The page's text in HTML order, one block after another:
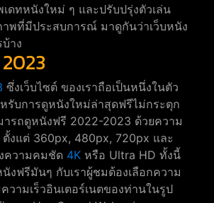
ดทหนังใหม่ ๆ และปรับปรุ่งตัวเล่น
พที่มีประสบการณ์ มาดูกันว่าเว็บหนัง
าง
ซึ่งเว็บไซต์ ของเราถือเป็นหนึ่งในตัว
รับการดูหนังใหม่ล่าสุดฟรีไม่กระตุก
ารถดูหนังฟรี 2022-2023 ด้วยความ
งแต่ 360px, 480px, 720px และ
ความคมชัด 4K หรือ Ultra HD ทั้งนี้
งฟรีมันๆ กับเราผู้ชมต้องเลือกความ
วามเร็วอินเตอร์เนตของท่านในรูป